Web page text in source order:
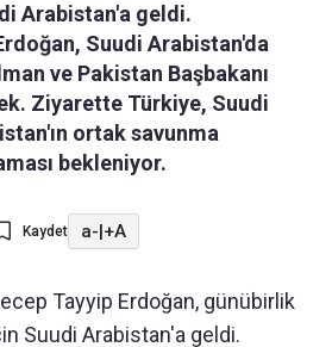
Arabistan'a geldi.
Suudi Arabistan'da
ve Pakistan Başbakanı
Ziyarette Türkiye, Suudi
ortak savunma
bekleniyor.
Kaydet a-|+A
Tayyip Erdoğan, günübirlik
Suudi Arabistan'a geldi.